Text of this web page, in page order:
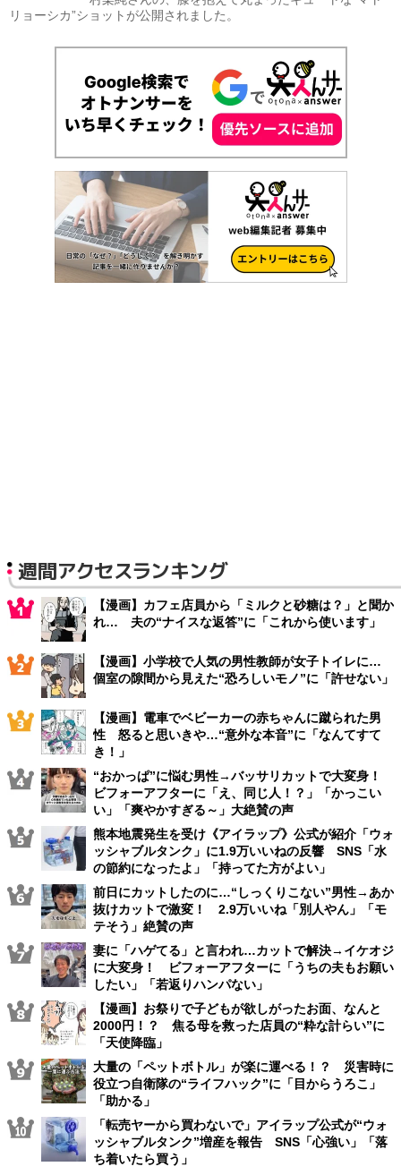
リョーシカ”ショットが公開されました。
週間アクセスランキング
【漫画】カフェ店員から「ミルクと砂糖は？」と聞か
れ… 夫の“ナイスな返答”に「これから使います」
【漫画】小学校で人気の男性教師が女子トイレに…
個室の隙間から見えた“恐ろしいモノ”に「許せない」
【漫画】電車でベビーカーの赤ちゃんに蹴られた男
性 怒ると思いきや…“意外な本音”に「なんてすて
き！」
“おかっぱ”に悩む男性→バッサリカットで大変身！
ビフォーアフターに「え、同じ人！？」「かっこい
い」「爽やかすぎる～」大絶賛の声
熊本地震発生を受け《アイラップ》公式が紹介「ウォ
ッシャブルタンク」に1.9万いいねの反響 SNS「水
の節約になったよ」「持ってた方がよい」
前日にカットしたのに…“しっくりこない”男性→あか
抜けカットで激変！ 2.9万いいね「別人やん」「モ
テそう」絶賛の声
妻に「ハゲてる」と言われ…カットで解決→イケオジ
に大変身！ ビフォーアフターに「うちの夫もお願い
したい」「若返りハンパない」
【漫画】お祭りで子どもが欲しがったお面、なんと
2000円！？ 焦る母を救った店員の“粋な計らい”に
「天使降臨」
大量の「ペットボトル」が楽に運べる！？ 災害時に
役立つ自衛隊の“ライフハック”に「目からうろこ」
「助かる」
「転売ヤーから買わないで」アイラップ公式が“ウォ
ッシャブルタンク”増産を報告 SNS「心強い」「落
ち着いたら買う」